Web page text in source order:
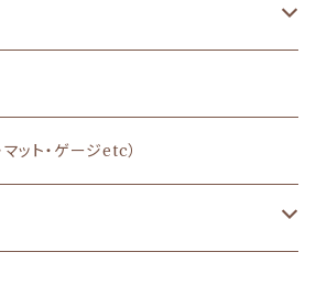
型
ット・ゲージetc）